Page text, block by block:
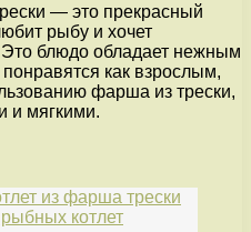
— это прекрасный
рыбу и хочет
Это блюдо обладает нежным
как взрослым,
фарша из трески,
и мягкими.
из фарша трески
котлет